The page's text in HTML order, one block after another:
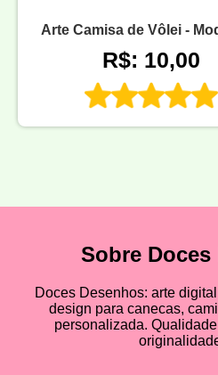
Arte Camisa de Vôlei -
R$: 10,00
Sobre Doces
Doces Desenhos: arte
design para canecas,
personalizada.